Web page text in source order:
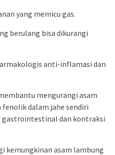
yang memicu gas.
berulang bisa dikurangi
anti-inflamasi dan
mengurangi asam
fenolik dalam jahe sendiri
dan kontraksi
kemungkinan asam lambung